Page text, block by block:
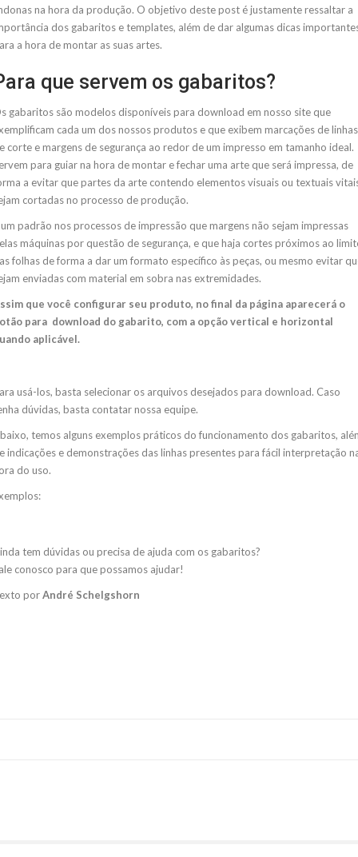
na hora da produção. O objetivo deste post é justamente ressaltar a
dos gabaritos e templates, além de dar algumas dicas
a hora de montar as suas artes.
que servem os gabaritos?
gabaritos são modelos disponíveis para download em nosso site que
cada um dos nossos produtos e que exibem marcações de linhas
corte e margens de segurança ao redor de um impresso em tamanho ideal.
para guiar na hora de montar e fechar uma arte que será impressa, de
a evitar que partes da arte contendo elementos visuais ou textuais
cortadas no processo de produção.
um padrão nos processos de impressão que margens não sejam impressas
máquinas por questão de segurança, e que haja cortes próximos ao
folhas de forma a dar um formato específico às peças, ou mesmo evitar
enviadas com material em sobra nas extremidades.
que você configurar seu produto, no final da página aparecerá o
para download do gabarito, com a opção vertical e horizontal
aplicável.
usá-los, basta selecionar os arquivos desejados para download. Caso
dúvidas, basta contatar nossa equipe.
temos alguns exemplos práticos do funcionamento dos gabaritos,
indicações e demonstrações das linhas presentes para fácil interpretação
do uso.
tem dúvidas ou precisa de ajuda com os gabaritos?
conosco para que possamos ajudar!
porAndré Schelgshorn